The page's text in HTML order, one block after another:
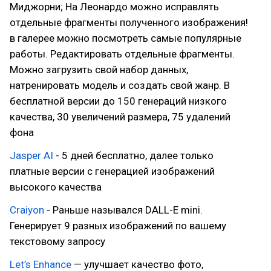
Миджорни; На Леонардо можно исправлять
отдельные фрагменты полученного изображения!
в галерее можно посмотреть самые популярные
работы. Редактировать отдельные фрагменты.
Можно загрузить свой набор данных,
натренировать модель и создать свой жанр. В
бесплатной версии до 150 генераций низкого
качества, 30 увеличений размера, 75 удалений
фона
Jasper AI - 5 дней бесплатно, далее только
платные версии с генерацией изображений
высокого качества
Craiyon - Раньше назывался DALL-E mini.
Генерирует 9 разных изображений по вашему
текстовому запросу
Let’s Enhance — улучшает качество фото,